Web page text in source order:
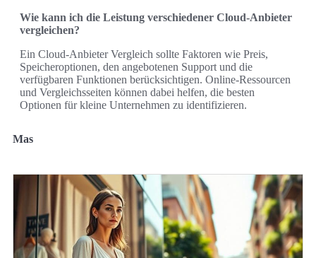
Wie kann ich die Leistung verschiedener Cloud-Anbieter
vergleichen?
Ein Cloud-Anbieter Vergleich sollte Faktoren wie Preis,
Speicheroptionen, den angebotenen Support und die
verfügbaren Funktionen berücksichtigen. Online-Ressourcen
und Vergleichsseiten können dabei helfen, die besten
Optionen für kleine Unternehmen zu identifizieren.
Mas